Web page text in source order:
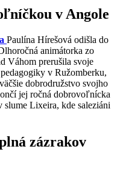
v Angole
Paulína Hírešová odišla do
animátorka zo
Váhom prerušila svoje
v Ružomberku,
dobrodružstvo svojho
jej ročná dobrovoľnícka
Lixeira, kde saleziáni
zázrakov